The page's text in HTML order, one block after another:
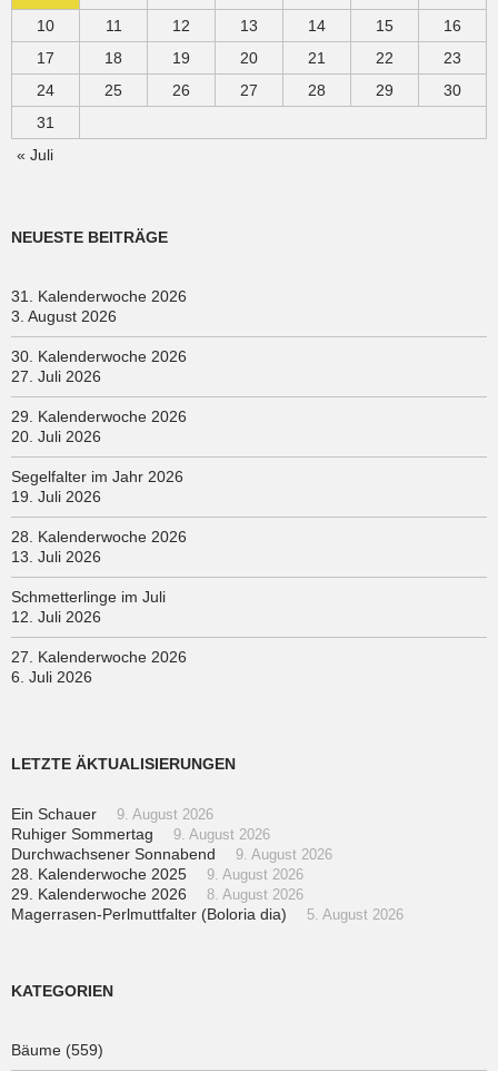
10
11 12 13 14 15
16
17
18 19 20 21 22
23
24
25 26 27 28 29
30
31
« Juli
NEUESTE BEITRÄGE
31. Kalenderwoche 2026
3. August 2026
30. Kalenderwoche 2026
27. Juli 2026
29. Kalenderwoche 2026
20. Juli 2026
Segelfalter im Jahr 2026
19. Juli 2026
28. Kalenderwoche 2026
13. Juli 2026
Schmetterlinge im Juli
12. Juli 2026
27. Kalenderwoche 2026
6. Juli 2026
LETZTE ÄKTUALISIERUNGEN
Ein Schauer 9. August 2026
Ruhiger Sommertag 9. August 2026
Durchwachsener Sonnabend 9. August 2026
28. Kalenderwoche 2025 9. August 2026
29. Kalenderwoche 2026 8. August 2026
Magerrasen-Perlmuttfalter (Boloria dia) 5. August 2026
KATEGORIEN
Bäume (559)